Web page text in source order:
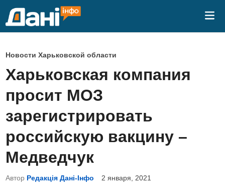
О
п
у
б
л
и
к
о
а
Новости Харьковской области
Харьковская компания
просит МОЗ
зарегистрировать
российскую вакцину –
Медведчук
Автор Редакція Дані-Інфо 2 января, 2021